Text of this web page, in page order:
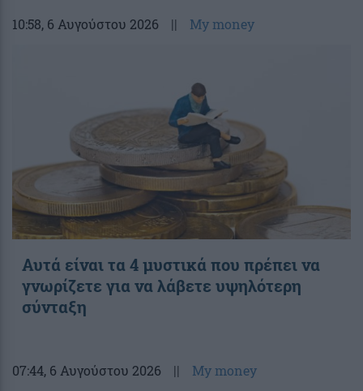
10:58, 6 Αυγούστου 2026 || My money
Αυτά είναι τα 4 μυστικά που πρέπει να
γνωρίζετε για να λάβετε υψηλότερη
σύνταξη
07:44, 6 Αυγούστου 2026 || My money